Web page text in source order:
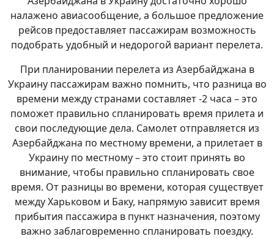
налажено авиасообщение, а большое предложение
рейсов предоставляет пассажирам возможность
подобрать удобный и недорогой вариант перелета.
При планировании перелета из Азербайджана в
Украину пассажирам важно помнить, что разница во
времени между странами составляет -2 часа – это
поможет правильно спланировать время прилета и
свои последующие дела. Самолет отправляется из
Азербайджана по местному времени, а прилетает в
Украину по местному – это стоит принять во
внимание, чтобы правильно спланировать свое
время. От разницы во времени, которая существует
между Харьковом и Баку, напрямую зависит время
прибытия пассажира в пункт назначения, поэтому
важно заблаговременно спланировать поездку.